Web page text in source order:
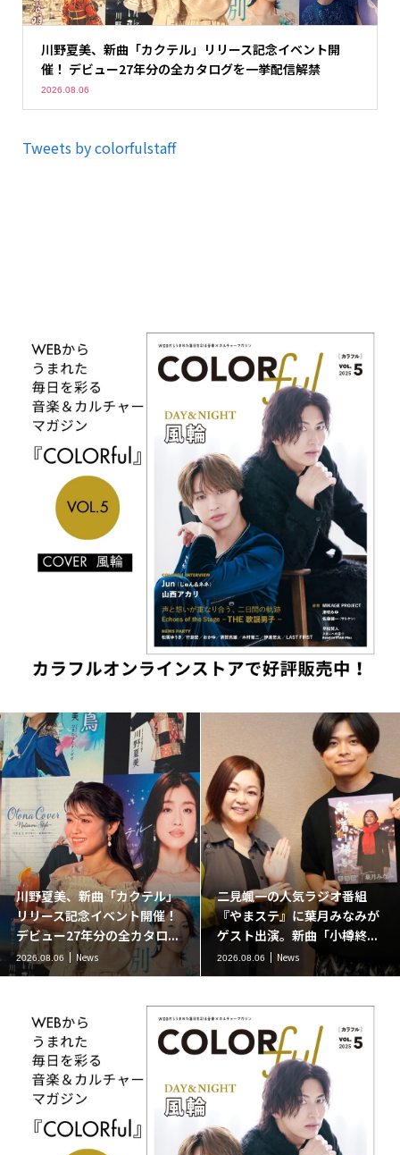
川野夏美、新曲「カクテル」リリース記念イベント開
催！ デビュー27年分の全カタログを一挙配信解禁
2026.08.06
Tweets by colorfulstaff
川野夏美、新曲「カクテル」
リリース記念イベント開催！
デビュー27年分の全カタロ...
2026.08.06 News
二見颯一の人気ラジオ番組
『やまステ』に葉月みなみが
ゲスト出演。新曲「小樽終...
2026.08.06 News